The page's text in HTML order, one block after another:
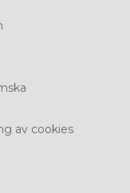
av cookies